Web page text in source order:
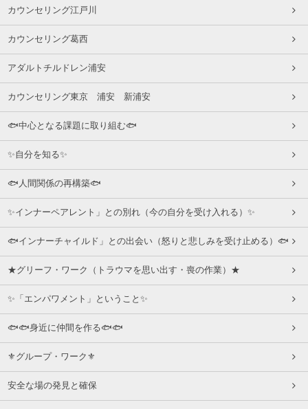
カウンセリング江戸川
カウンセリング葛西
アダルトチルドレン浦安
カウンセリング東京 浦安 新浦安
🐟中心となる課題に取り組む🐟
✨自分を知る✨
🐟人間関係の再構築🐟
✨インナーペアレント」との別れ（今の自分を受け入れる）✨
🐟インナーチャイルド」との出会い（怒りと悲しみを受け止める）🐟
★グリーフ・ワーク（トラウマを思い出す・喪の作業）★
✨「エンパワメント」ということ✨
🐟🐟身近に仲間を作る🐟🐟
⚜グループ・ワーク⚜
安全な場の発見と確保